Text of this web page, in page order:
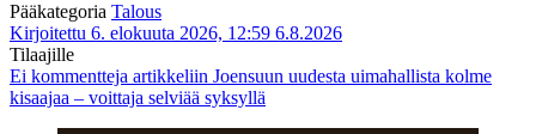
Pääkategoria Talous
Kirjoitettu 6. elokuuta 2026, 12:59 6.8.2026
Tilaajille
Ei kommentteja artikkeliin Joensuun uudesta uimahallista kolme
kisaajaa – voittaja selviää syksyllä